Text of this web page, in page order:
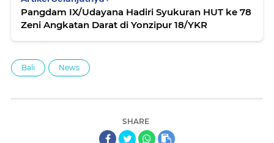
Pangdam IX/Udayana Hadiri Syukuran HUT ke 78
Zeni Angkatan Darat di Yonzipur 18/YKR
Bali News
SHARE